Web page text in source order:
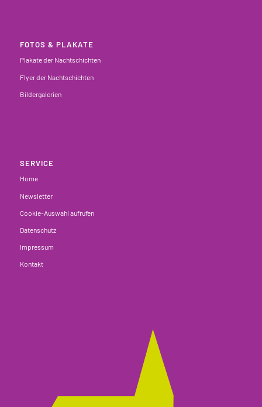
FOTOS & PLAKATE
Plakate der Nachtschichten
Flyer der Nachtschichten
Bildergalerien
SERVICE
Home
Newsletter
Cookie-Auswahl aufrufen
Datenschutz
Impressum
Kontakt